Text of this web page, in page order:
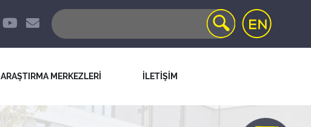
ARAŞTIRMA MERKEZLERİ İLETİŞİM